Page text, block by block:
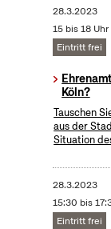
28.3.2023
15 bis 18 Uhr
Eintritt frei
Köln?
Tauschen
aus der
Situation
28.3.2023
15:30 bis
Eintritt frei